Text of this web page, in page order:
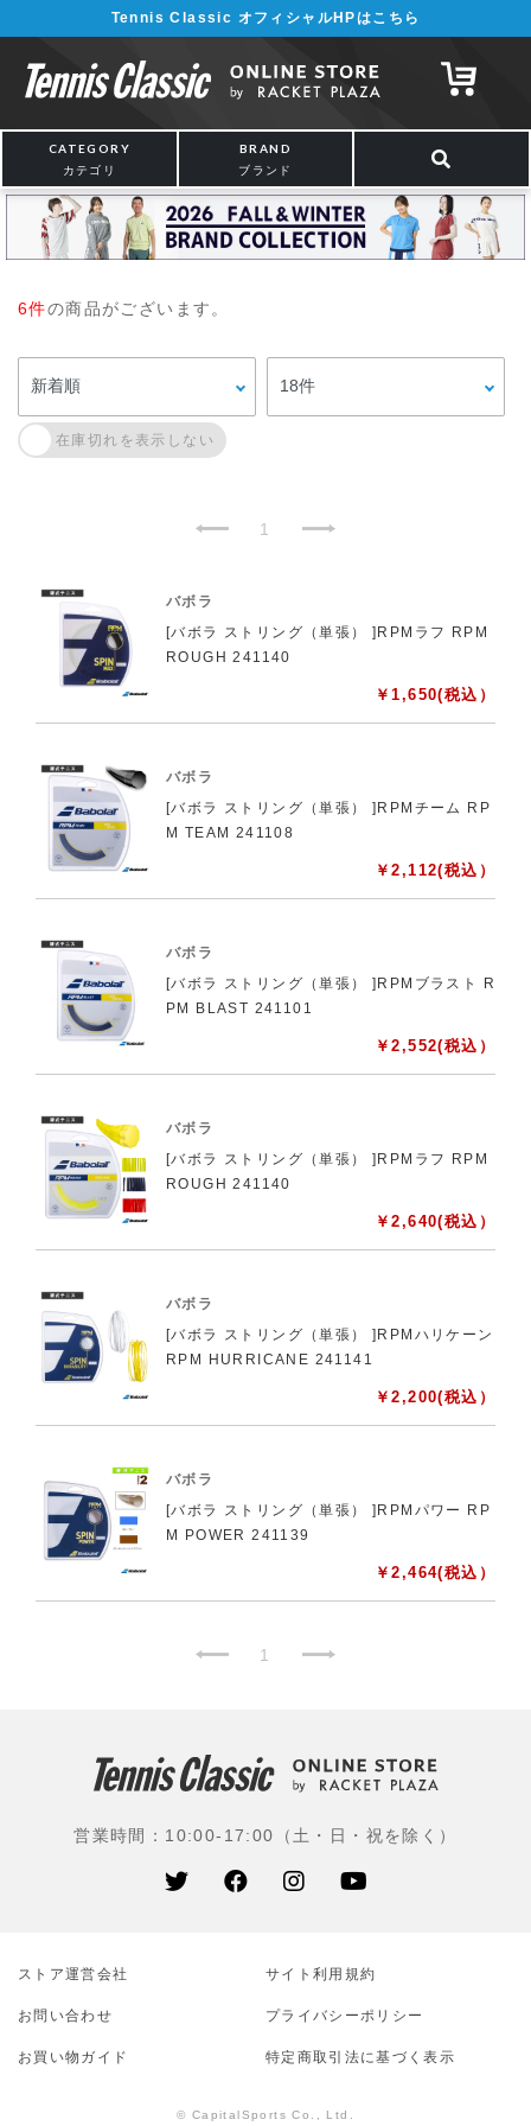
Tennis Classic オフィシャルHPはこちら
CATEGORY
カテゴリ
BRAND
ブランド
6件の商品がございます。
1
バボラ
[バボラ ストリング（単張） ]RPMラフ RPM
ROUGH 241140
￥1,650(税込）
バボラ
[バボラ ストリング（単張） ]RPMチーム RP
M TEAM 241108
￥2,112(税込）
バボラ
[バボラ ストリング（単張） ]RPMブラスト R
PM BLAST 241101
￥2,552(税込）
バボラ
[バボラ ストリング（単張） ]RPMラフ RPM
ROUGH 241140
￥2,640(税込）
バボラ
[バボラ ストリング（単張） ]RPMハリケーン
RPM HURRICANE 241141
￥2,200(税込）
バボラ
[バボラ ストリング（単張） ]RPMパワー RP
M POWER 241139
￥2,464(税込）
1
営業時間：10:00-17:00（土・日・祝を除く）
ストア運営会社 サイト利⽤規約
お問い合わせ プライバシーポリシー
お買い物ガイド 特定商取引法に基づく表示
© CapitalSports Co., Ltd.